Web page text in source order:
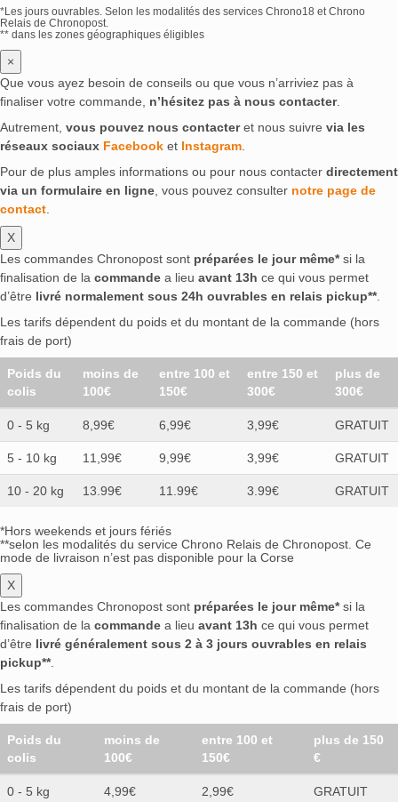
*Les jours ouvrables. Selon les modalités des services Chrono18 et Chrono
Relais de Chronopost.
** dans les zones géographiques éligibles
×
Que vous ayez besoin de conseils ou que vous n’arriviez pas à
finaliser votre commande, n’hésitez pas à nous contacter.
Autrement, vous pouvez nous contacteret nous suivre via les
réseaux sociaux Facebook et Instagram.
Pour de plus amples informations ou pour nous contacter directement
via un formulaire en ligne, vous pouvez consulter notre page de
contact.
X
Les commandes Chronopost sont préparées le jour même*si la
finalisation de la commande a lieu avant 13h ce qui vous permet
d’être livré normalement sous 24h ouvrables en relais pickup**.
Les tarifs dépendent du poids et du montant de la commande (hors
frais de port)
Poids du
colis
moins de
100€
entre 100 et
150€
entre 150 et
300€
plus de
300€
0 - 5 kg 8,99€ 6,99€ 3,99€ GRATUIT
5 - 10 kg 11,99€ 9,99€ 3,99€ GRATUIT
10 - 20 kg 13.99€ 11.99€ 3.99€ GRATUIT
*Hors weekends et jours fériés
**selon les modalités du service Chrono Relais de Chronopost. Ce
mode de livraison n’est pas disponible pour la Corse
X
Les commandes Chronopost sont préparées le jour même*si la
finalisation de la commande a lieu avant 13h ce qui vous permet
d’être livré généralement sous 2 à 3 jours ouvrables en relais
pickup**.
Les tarifs dépendent du poids et du montant de la commande (hors
frais de port)
Poids du
colis
moins de
100€
entre 100 et
150€
plus de 150
€
0 - 5 kg 4,99€ 2,99€ GRATUIT